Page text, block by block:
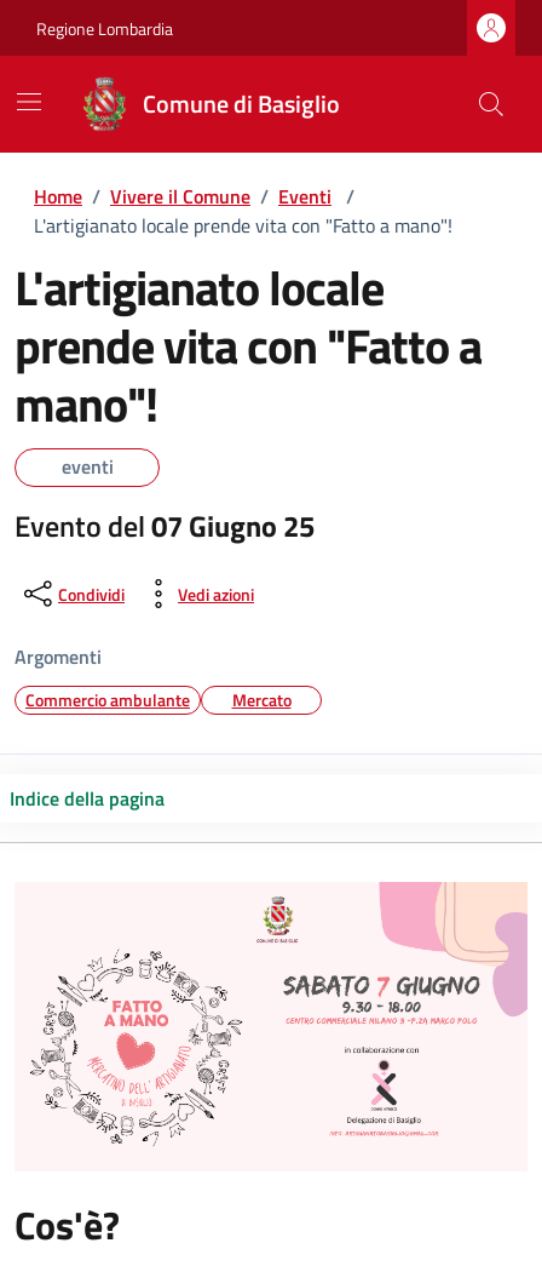
Regione Lombardia
Comune di Basiglio
Home / Vivere il Comune / Eventi /
L'artigianato locale prende vita con "Fatto a mano"!
L'artigianato locale
prende vita con "Fatto a
mano"!
eventi
Evento del07 Giugno 25
Condividi Vedi azioni
Argomenti
Commercio ambulante Mercato
Indice della pagina
Cos'è?